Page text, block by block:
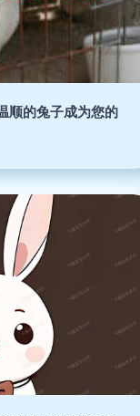
顺的兔子成为您的